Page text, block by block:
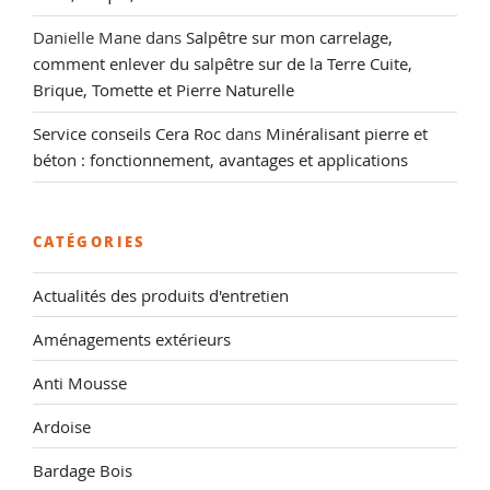
Danielle Mane dans Salpêtre sur mon carrelage,
comment enlever du salpêtre sur de la Terre Cuite,
Brique, Tomette et Pierre Naturelle
Service conseils Cera Roc dans Minéralisant pierre et
béton : fonctionnement, avantages et applications
CATÉGORIES
Actualités des produits d'entretien
Aménagements extérieurs
Anti Mousse
Ardoise
Bardage Bois